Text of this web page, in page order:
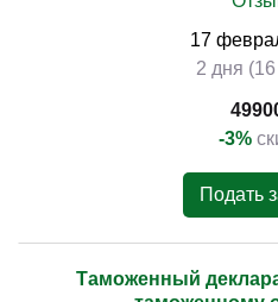
17
2 дня
-3%
Подать
Таможенный